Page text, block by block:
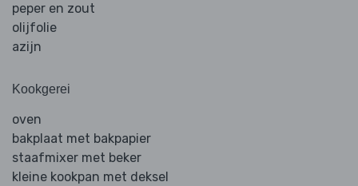
peper en zout
olijfolie
azijn
Kookgerei
oven
bakplaat met bakpapier
staafmixer met beker
kleine kookpan met deksel